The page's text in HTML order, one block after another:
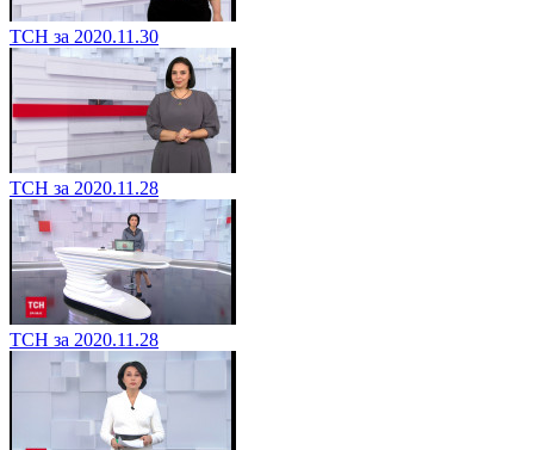
ТСН за 2020.11.30
ТСН за 2020.11.28
ТСН за 2020.11.28